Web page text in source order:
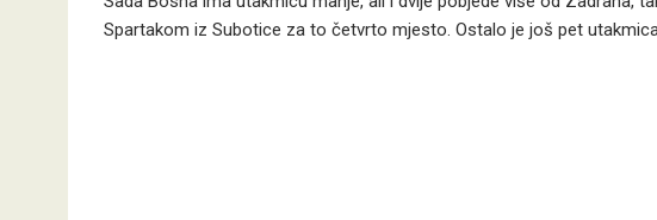
Spartakom iz Subotice za to četvrto mjesto. Ostalo je još pet